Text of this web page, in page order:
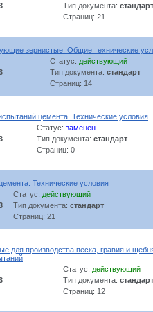
Тип документа: стандарт
Страниц: 21
зернистые. Общие технические
Статус: действующий
Тип документа: стандарт
Страниц: 14
цемента. Технические условия
Статус: заменён
Тип документа: стандарт
Страниц: 0
Технические условия
Статус: действующий
Тип документа: стандарт
Страниц: 21
для производства песка, гравия и
Статус: действующий
Тип документа: стандарт
Страниц: 12